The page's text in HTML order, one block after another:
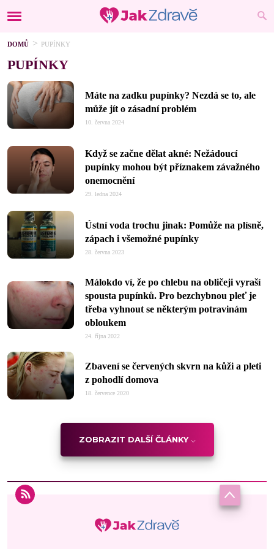
DOMŮ PUPÍNKY
PUPÍNKY
Máte na zadku pupínky? Nezdá se to, ale
může jít o zásadní problém
10. června 2024
Když se začne dělat akné: Nežádoucí
pupínky mohou být příznakem závažného
onemocnění
29. ledna 2024
Ústní voda trochu jinak: Pomůže na plísně,
zápach i všemožné pupínky
28. června 2023
Málokdo ví, že po chlebu na obličeji vyraší
spousta pupínků. Pro bezchybnou pleť je
třeba vyhnout se některým potravinám
obloukem
24. října 2022
Zbavení se červených skvrn na kůži a pleti
z pohodlí domova
18. července 2020
ZOBRAZIT DALŠÍ ČLÁNKY